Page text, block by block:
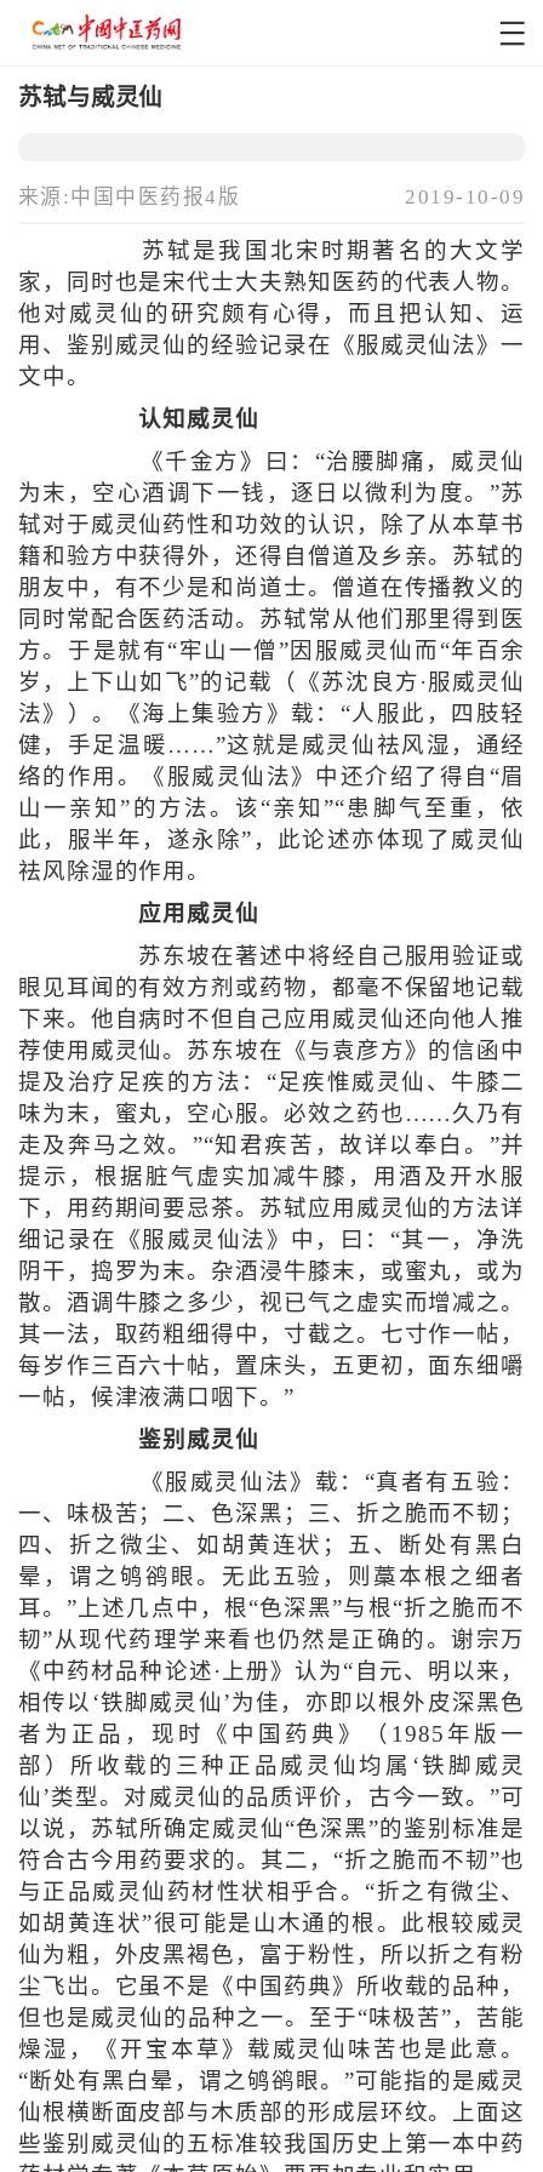
苏轼与威灵仙
来源:中国中医药报4版 2019-10-09
苏轼是我国北宋时期著名的大文学
家，同时也是宋代士大夫熟知医药的代表人物。
他对威灵仙的研究颇有心得，而且把认知、运
用、鉴别威灵仙的经验记录在《服威灵仙法》一
文中。
认知威灵仙
《千金方》曰：“治腰脚痛，威灵仙
为末，空心酒调下一钱，逐日以微利为度。”苏
轼对于威灵仙药性和功效的认识，除了从本草书
籍和验方中获得外，还得自僧道及乡亲。苏轼的
朋友中，有不少是和尚道士。僧道在传播教义的
同时常配合医药活动。苏轼常从他们那里得到医
方。于是就有“牢山一僧”因服威灵仙而“年百余
岁，上下山如飞”的记载（《苏沈良方·服威灵仙
法》）。《海上集验方》载：“人服此，四肢轻
健，手足温暖……”这就是威灵仙祛风湿，通经
络的作用。《服威灵仙法》中还介绍了得自“眉
山一亲知”的方法。该“亲知”“患脚气至重，依
此，服半年，遂永除”，此论述亦体现了威灵仙
祛风除湿的作用。
应用威灵仙
苏东坡在著述中将经自己服用验证或
眼见耳闻的有效方剂或药物，都毫不保留地记载
下来。他自病时不但自己应用威灵仙还向他人推
荐使用威灵仙。苏东坡在《与袁彦方》的信函中
提及治疗足疾的方法：“足疾惟威灵仙、牛膝二
味为末，蜜丸，空心服。必效之药也……久乃有
走及奔马之效。”“知君疾苦，故详以奉白。”并
提示，根据脏气虚实加减牛膝，用酒及开水服
下，用药期间要忌茶。苏轼应用威灵仙的方法详
细记录在《服威灵仙法》中，曰：“其一，净洗
阴干，捣罗为末。杂酒浸牛膝末，或蜜丸，或为
散。酒调牛膝之多少，视已气之虚实而增减之。
其一法，取药粗细得中，寸截之。七寸作一帖，
每岁作三百六十帖，置床头，五更初，面东细嚼
一帖，候津液满口咽下。”
鉴别威灵仙
《服威灵仙法》载：“真者有五验：
一、味极苦；二、色深黑；三、折之脆而不韧；
四、折之微尘、如胡黄连状；五、断处有黑白
晕，谓之鸲鹆眼。无此五验，则藁本根之细者
耳。”上述几点中，根“色深黑”与根“折之脆而不
韧”从现代药理学来看也仍然是正确的。谢宗万
《中药材品种论述·上册》认为“自元、明以来，
相传以‘铁脚威灵仙’为佳，亦即以根外皮深黑色
者为正品，现时《中国药典》（1985年版一
部）所收载的三种正品威灵仙均属‘铁脚威灵
仙’类型。对威灵仙的品质评价，古今一致。”可
以说，苏轼所确定威灵仙“色深黑”的鉴别标准是
符合古今用药要求的。其二，“折之脆而不韧”也
与正品威灵仙药材性状相乎合。“折之有微尘、
如胡黄连状”很可能是山木通的根。此根较威灵
仙为粗，外皮黑褐色，富于粉性，所以折之有粉
尘飞岀。它虽不是《中国药典》所收载的品种，
但也是威灵仙的品种之一。至于“味极苦”，苦能
燥湿，《开宝本草》载威灵仙味苦也是此意。
“断处有黑白晕，谓之鸲鹆眼。”可能指的是威灵
仙根横断面皮部与木质部的形成层环纹。上面这
些鉴别威灵仙的五标准较我国历史上第一本中药